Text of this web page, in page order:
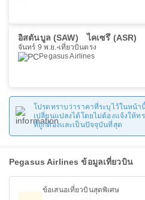
อิสตันบูล (SAW) ไคเซรึ (ASR)
จันทร์ 9 พ.ย. เที่ยวบินตรง
Pegasus Airlines
โปรดทราบว่าราคาที่ระบุไว้ในหน้า
เปลี่ยนแปลงได้โดยไม่ต้องแจ้งให้ท
ที่ถูกต้องและเป็นปัจจุบันที่สุด
Pegasus Airlines ข้อมูลเที่ยวบิน
ข้อเสนอเที่ยวบินสุดพิเศษ